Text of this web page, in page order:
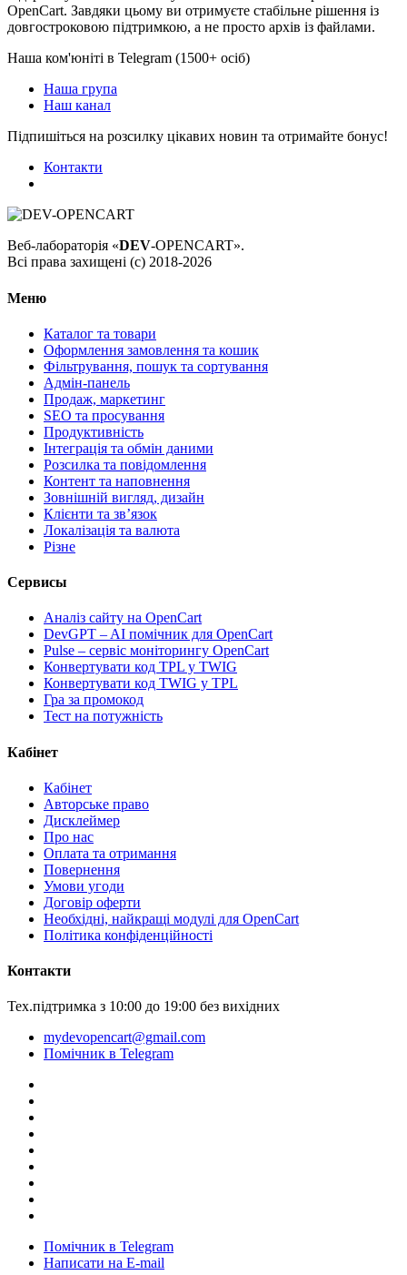
OpenCart. Завдяки цьому ви отримуєте стабільне рішення із
довгостроковою підтримкою, а не просто архів із файлами.
Наша ком'юніті в Telegram (1500+ осіб)
Наша група
Наш канал
Підпишіться на розсилку цікавих новин та отримайте бонус!
Контакти
Веб-лабораторія «DEV-OPENCART».
Всі права захищені (с) 2018-2026
Меню
Каталог та товари
Оформлення замовлення та кошик
Фільтрування, пошук та сортування
Адмін-панель
Продаж, маркетинг
SEO та просування
Продуктивність
Інтеграція та обмін даними
Розсилка та повідомлення
Контент та наповнення
Зовнішній вигляд, дизайн
Клієнти та звʼязок
Локалізація та валюта
Різне
Сервисы
Аналіз сайту на OpenCart
DevGPT – AI помічник для OpenCart
Pulse – сервіс моніторингу OpenCart
Конвертувати код TPL у TWIG
Конвертувати код TWIG у TPL
Гра за промокод
Тест на потужність
Кабінет
Кабінет
Авторське право
Дисклеймер
Про нас
Оплата та отримання
Повернення
Умови угоди
Договір оферти
Необхідні, найкращі модулі для OpenCart
Політика конфіденційності
Контакти
Тех.підтримка з 10:00 до 19:00 без вихідних
mydevopencart@gmail.com
Помічник в Telegram
Помічник в Telegram
Написати на E-mail